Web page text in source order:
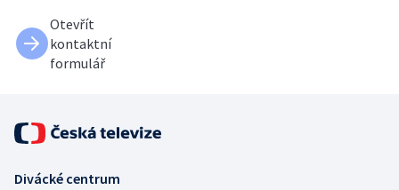
Otevřít
kontaktní
formulář
Divácké centrum